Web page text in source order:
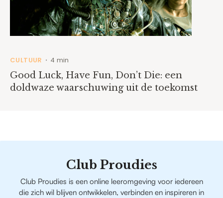
CULTUUR • 4 min
Good Luck, Have Fun, Don’t Die: een
doldwaze waarschuwing uit de toekomst
Club Proudies
Club Proudies is een online leeromgeving voor iedereen
die zich wil blijven ontwikkelen, verbinden en inspireren in